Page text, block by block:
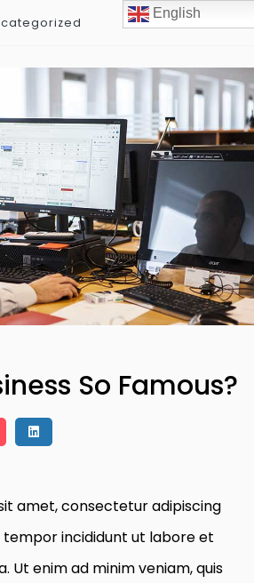
So Famous?
amet, consectetur adipiscing
tempor incididunt ut labore et
Ut enim ad minim veniam, quis
English